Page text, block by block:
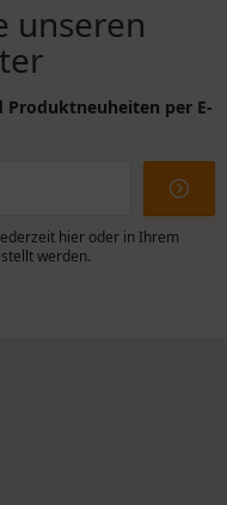
unseren
Produktneuheiten per E-
hier oder in Ihrem
werden.